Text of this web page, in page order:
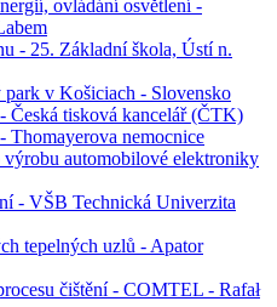
ovládání osvětlení -
- 25. Základní škola, Ústí n.
v Košiciach - Slovensko
Česká tisková kancelář (ČTK)
Thomayerova nemocnice
automobilové elektroniky
- VŠB Technická Univerzita
tepelných uzlů - Apator
čištění - COMTEL - Rafał